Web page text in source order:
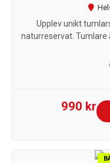
Upplev unikt
naturreservat. Tumlare
990 kr